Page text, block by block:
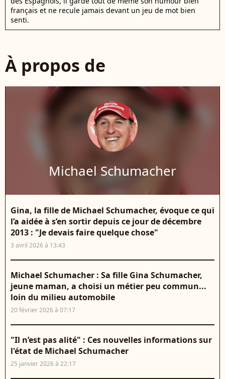
français et ne recule jamais devant un jeu de mot bien
senti.
À propos de
Michael Schumacher
Gina, la fille de Michael Schumacher, évoque ce qui
l’a aidée à s’en sortir depuis ce jour de décembre
2013 : "Je devais faire quelque chose"
3 avril 2026 à 13:43
Michael Schumacher : Sa fille Gina Schumacher,
jeune maman, a choisi un métier peu commun...
loin du milieu automobile
20 février 2026 à 07:17
"Il n’est pas alité" : Ces nouvelles informations sur
l'état de Michael Schumacher
25 janvier 2026 à 22:17